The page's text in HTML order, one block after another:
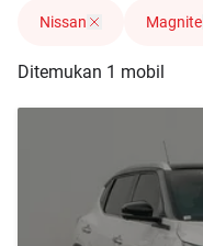
Nissan Magnite
Ditemukan 1 mobil